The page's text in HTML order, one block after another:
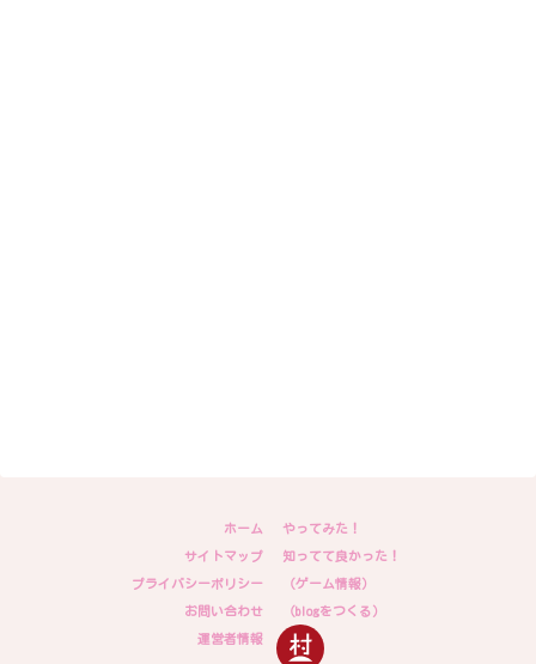
ホーム
サイトマップ
プライバシーポリシー
お問い合わせ
運営者情報
やってみた！
知ってて良かった！
（ゲーム情報）
（blogをつくる）